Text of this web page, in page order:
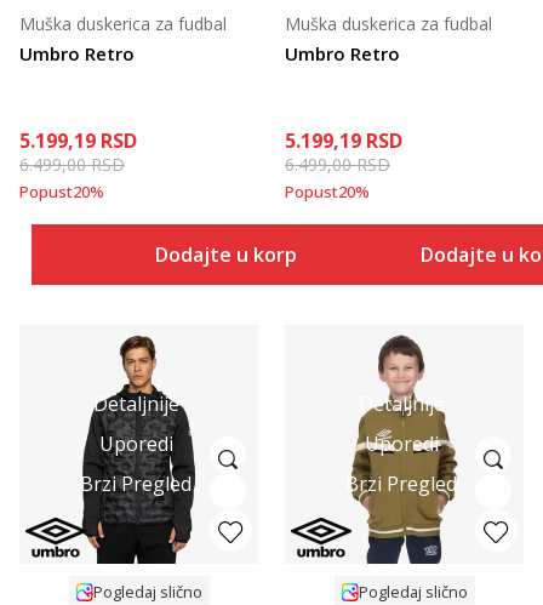
Umbro Retro
Muška duskerica za fudbal
5.199,19 RSD
6.499,00RSD
Popust20%
Dodajte u korpu
Umbro Retro
Muška duskerica za fudbal
5.199,19 RSD
6.499,00RSD
Popust20%
Dodajte u
Detaljnije
Uporedi
Brzi Pregled
Pogledaj slično
Detaljnije
Uporedi
Brzi Pregled
Pogledaj slično